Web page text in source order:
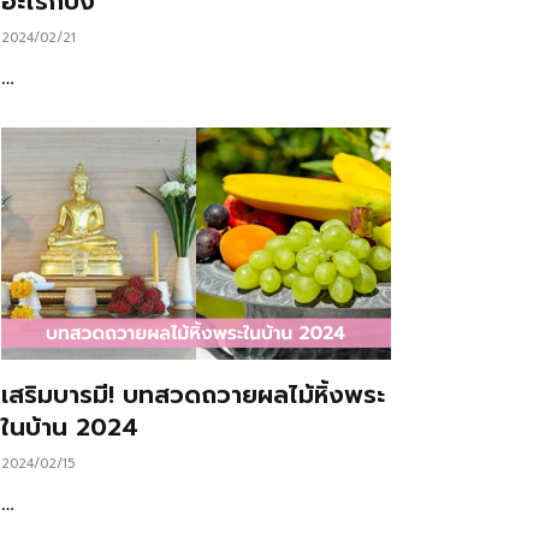
2024/02/21
…
เสริมบารมี! บทสวดถวายผลไม้หิ้งพระ
ในบ้าน 2024
2024/02/15
…